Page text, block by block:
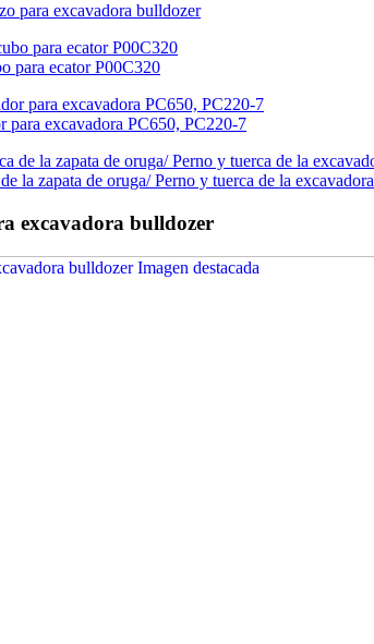
para excavadora bulldozer
para ecator P00C320
para excavadora PC650, PC220-7
la zapata de oruga/ Perno y tuerca de la excavadora
excavadora bulldozer